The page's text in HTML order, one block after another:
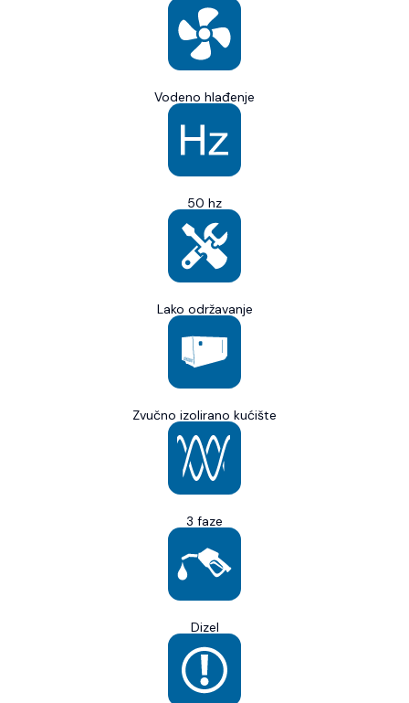
Vodeno hlađenje
50 hz
Lako održavanje
Zvučno izolirano kućište
3 faze
Dizel